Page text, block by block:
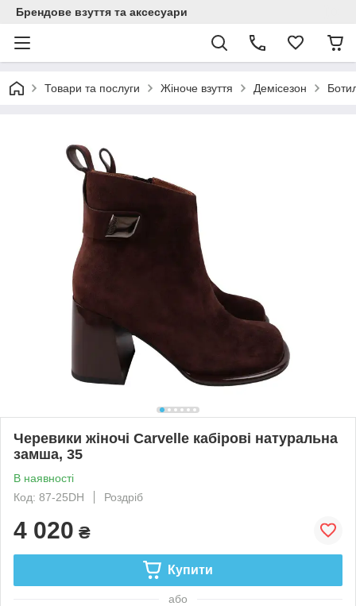
Брендове взуття та аксесуари
Товари та послуги Жіноче взуття Демісезон
Черевики жіночі Carvelle кабірові натуральна
замша, 35
В наявності
Код: 87-25DH
Роздріб
4 020 ₴
Купити
або